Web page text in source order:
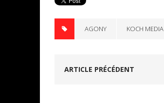
AGONY KOCH MEDIA
ARTICLE PRÉCÉDENT